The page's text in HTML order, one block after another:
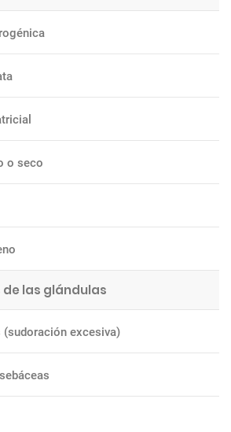
o seco
las glándulas
(sudoración excesiva)